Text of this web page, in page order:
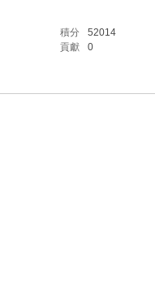
積分
52014
貢獻
0